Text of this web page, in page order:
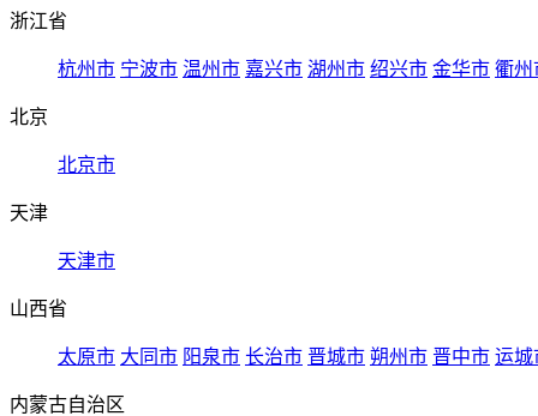
浙江省
杭州市 宁波市 温州市 嘉兴市 湖州市 绍兴市 金华市 衢州
北京
北京市
天津
天津市
山西省
太原市 大同市 阳泉市 长治市 晋城市 朔州市 晋中市 运城
内蒙古自治区